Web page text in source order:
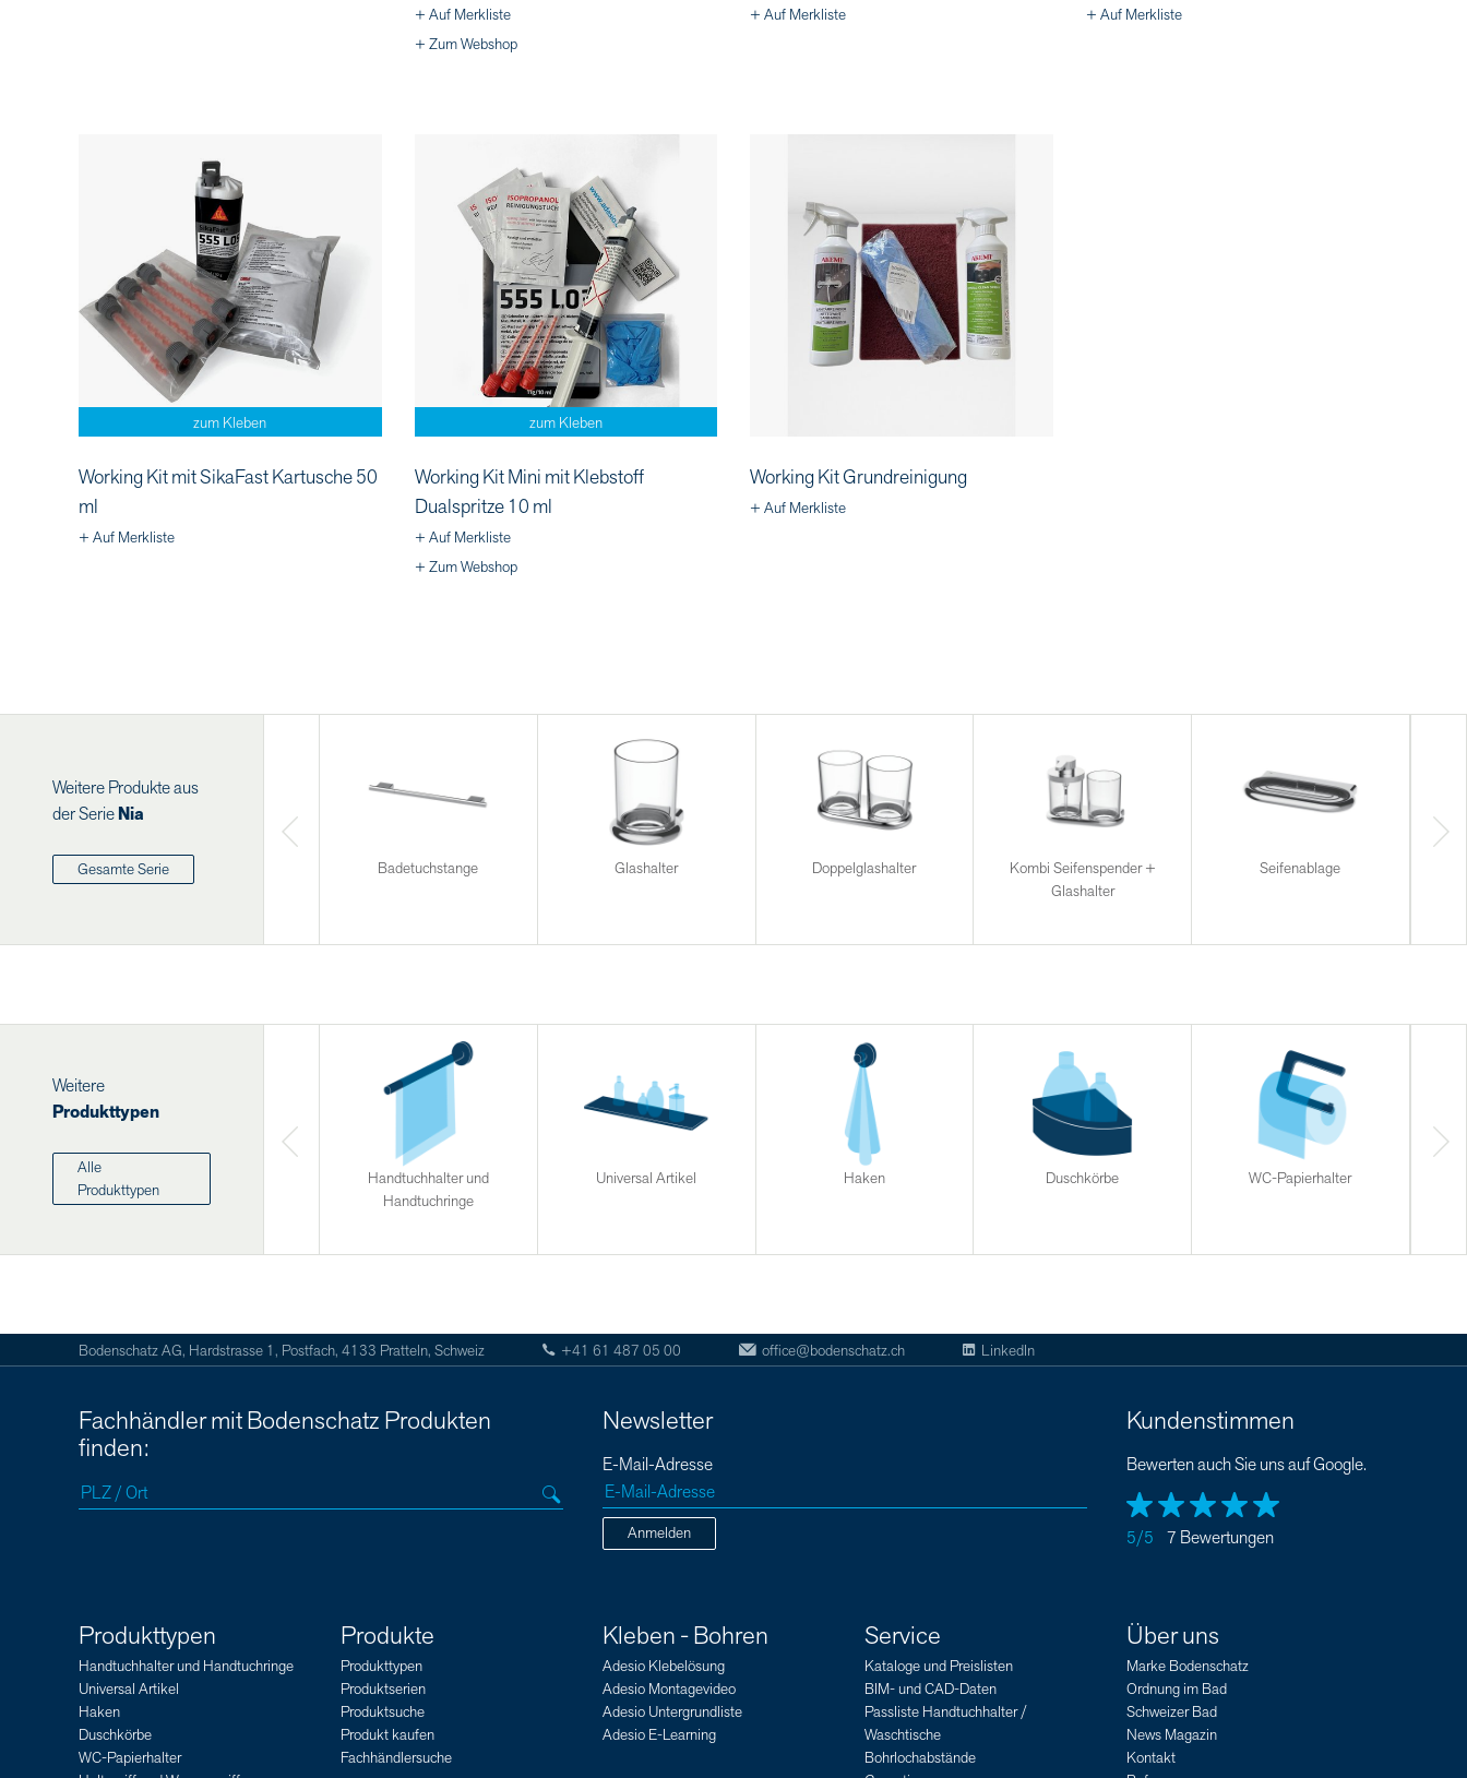
+ Auf Merkliste
+ Zum Webshop
+ Auf Merkliste + Auf Merkliste
zum Kleben
Working Kit mit SikaFast Kartusche 50
ml
+ Auf Merkliste
zum Kleben
Working Kit Mini mit Klebstoff
Dualspritze 10 ml
+ Auf Merkliste
+ Zum Webshop
Working Kit Grundreinigung
+ Auf Merkliste
Weitere Produkte aus
der SerieNia
Gesamte Serie Badetuchstange Glashalter Doppelglashalter
Kombi Seifenspender +
Glashalter
Seifenablage
Weitere
Produkttypen
Alle
Produkttypen
Handtuchhalter und
Handtuchringe
Universal Artikel Haken Duschkörbe WC-Papierhalter
Bodenschatz AG, Hardstrasse 1, Postfach, 4133 Pratteln, Schweiz +41 61 487 05 00 office@bodenschatz.ch LinkedIn
Fachhändler mit Bodenschatz Produkten
finden:
Newsletter
E-Mail-Adresse
Anmelden
Kundenstimmen
Bewerten auch Sie uns auf Google.
5/5 7 Bewertungen
Produkttypen
Handtuchhalter und Handtuchringe
Universal Artikel
Haken
Duschkörbe
WC-Papierhalter
Produkte
Produkttypen
Produktserien
Produktsuche
Produkt kaufen
Fachhändlersuche
Kleben - Bohren
Adesio Klebelösung
Adesio Montagevideo
Adesio Untergrundliste
Adesio E-Learning
Service
Kataloge und Preislisten
BIM- und CAD-Daten
Passliste Handtuchhalter /
Waschtische
Bohrlochabstände
Über uns
Marke Bodenschatz
Ordnung im Bad
Schweizer Bad
News Magazin
Kontakt